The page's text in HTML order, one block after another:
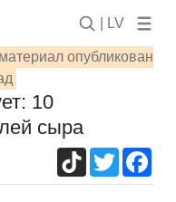
| LV
опубликован
10
сыра
TikTokTwitter